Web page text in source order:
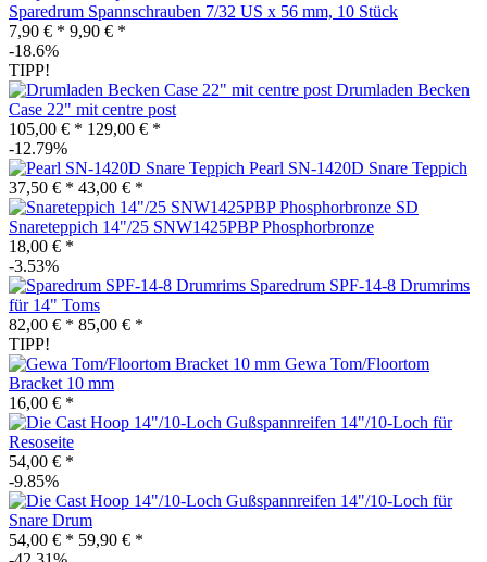
Sparedrum Spannschrauben 7/32 US x 56 mm, 10 Stück
7,90 € * 9,90 € *
-18.6%
TIPP!
Drumladen Becken
Case 22" mit centre post
105,00 € * 129,00 € *
-12.79%
Pearl SN-1420D Snare Teppich
37,50 € * 43,00 € *
SD
Snareteppich 14"/25 SNW1425PBP Phosphorbronze
18,00 € *
-3.53%
Sparedrum SPF-14-8 Drumrims
für 14" Toms
82,00 € * 85,00 € *
TIPP!
Gewa Tom/Floortom
Bracket 10 mm
16,00 € *
Gußspannreifen 14"/10-Loch für
Resoseite
54,00 € *
-9.85%
Gußspannreifen 14"/10-Loch für
Snare Drum
54,00 € * 59,90 € *